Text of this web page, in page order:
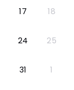
17 18
24 25
31 1